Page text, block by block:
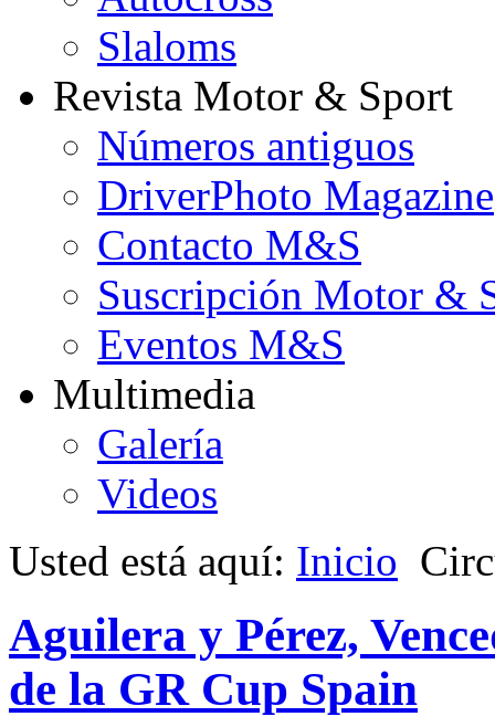
Slaloms
Revista Motor & Sport
Números antiguos
DriverPhoto Magazine
Contacto M&S
Suscripción Motor &
Eventos M&S
Multimedia
Galería
Videos
Usted está aquí: Inicio
Aguilera y Pérez,
de la GR Cup Spain